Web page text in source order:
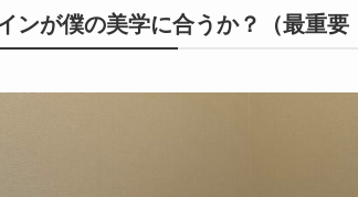
ンが僕の美学に合うか？（最重要